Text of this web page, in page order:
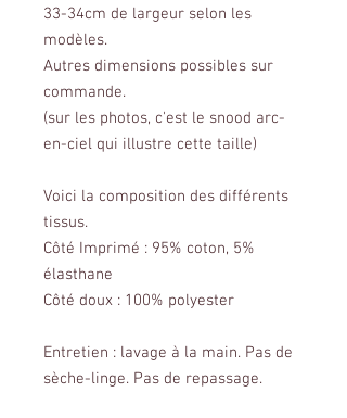
33-34cm de largeur selon les
modèles.
Autres dimensions possibles sur
commande.
(sur les photos, c'est le snood arc-
en-ciel qui illustre cette taille)
Voici la composition des différents
tissus.
Côté Imprimé : 95% coton, 5%
élasthane
Côté doux : 100% polyester
Entretien : lavage à la main. Pas de
sèche-linge. Pas de repassage.